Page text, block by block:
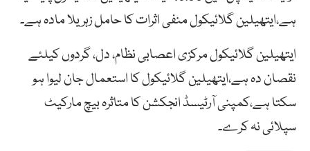
ہے،ایتھیلین گلائیکول منفی اثرات کا حامل زہریلا مادہ ہے۔
ایتھیلین گلائیکول مرکزی اعصابی نظام، دل، گردوں کیلئے
نقصان دہ ہے،ایتھیلین گلائیکول کا استعمال جان لیوا ہو
سکتا ہے،کمپنی آرٹیسڈ انجکشن کا متاثرہ بیچ مارکیٹ
سپلائی نہ کرے۔